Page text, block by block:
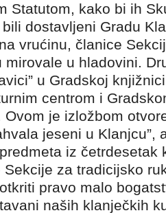
Statutom, kako bi ih
dostavljeni Gradu
vrućinu, članice
mirovale u hladovini.
u Gradskoj
centrom i
Ovom je izložbom
jeseni u Klanjcu”,
iz četrdesetak
za tradicijsko
pravo malo
naših klanječkih